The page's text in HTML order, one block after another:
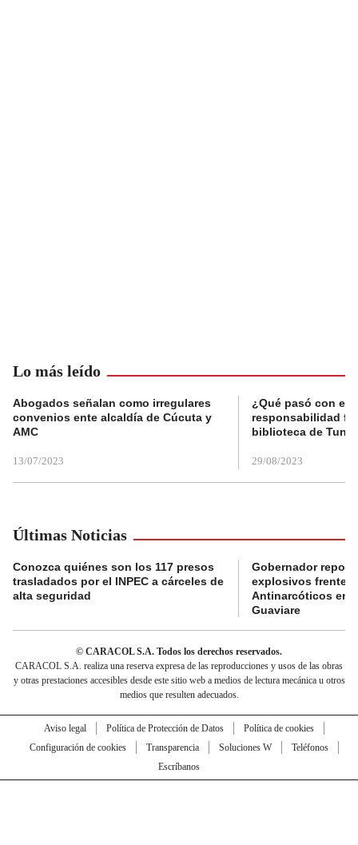
Lo más leído
Abogados señalan como irregulares
convenios ente alcaldía de Cúcuta y
AMC
13/07/2023
¿Qué pasó con el
responsabilidad
biblioteca de
29/08/2023
Últimas Noticias
Conozca quiénes son los 117 presos
trasladados por el INPEC a cárceles de
alta seguridad
Gobernador
explosivos frente a
Antinarcóticos en
Guaviare
© CARACOL S.A. Todos los derechos reservados.
CARACOL S.A. realiza una reserva expresa de las reproducciones y usos de las obras
y otras prestaciones accesibles desde este sitio web a medios de lectura mecánica u otros
medios que resulten adecuados.
Aviso legal Política de Protección de Datos
Política de cookies
Configuración de cookies
Transparencia Soluciones W
Teléfonos
Escríbanos